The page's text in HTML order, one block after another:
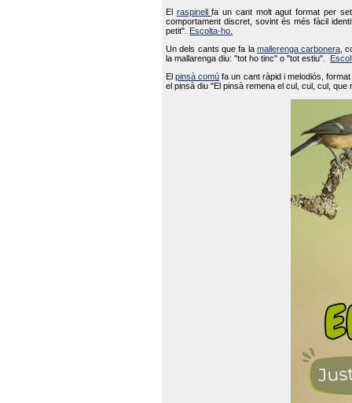
El raspinellfa un cant molt agut format per
comportament discret, sovint és més fàcil
petit".
Escolta-ho.
Un dels cants que fa la mallerenga carbonera ,
la mallarenga diu: "tot ho tinc" o "tot estiu".
Elpinsà comú fa un cant ràpid i melodiós,
el pinsà diu "El pinsà remena el cul, cul, cul,